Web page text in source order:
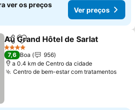
ver os preços
Ver preços
PartilharAdicionar aos favoritos
Au Grand Hôtel de Sarlat
4 Estrelas
7,6 Boa
956
a 0.4 km de Centro da cidade
Centro de bem-estar com tratamentos